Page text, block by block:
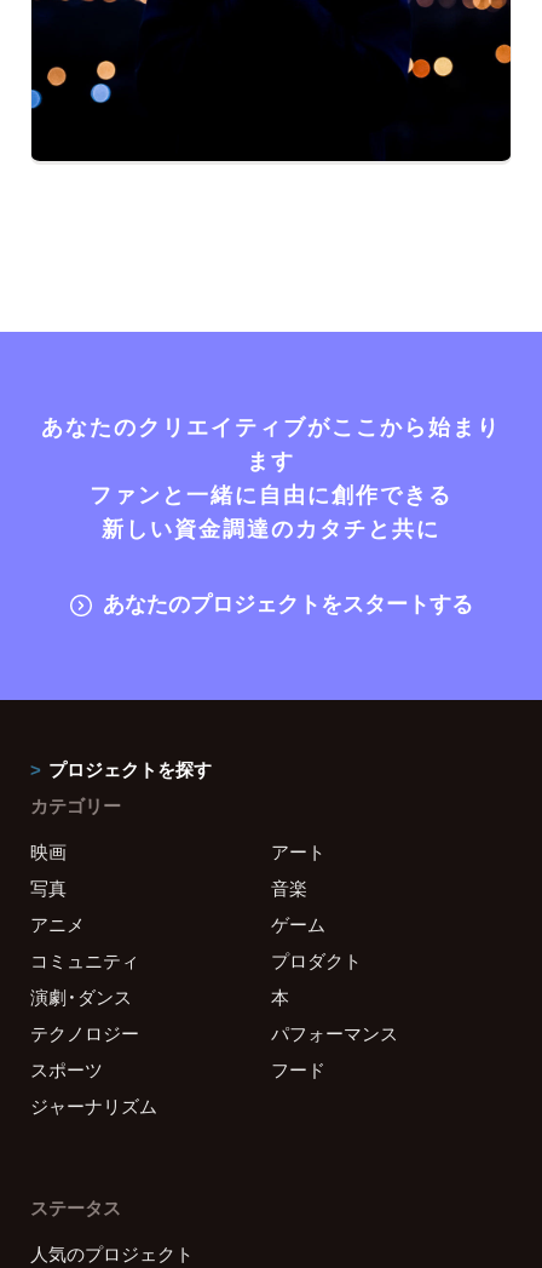
あなたのクリエイティブがここから始まり
ます
ファンと一緒に自由に創作できる
新しい資金調達のカタチと共に
あなたのプロジェクトをスタートする
プロジェクトを探す
カテゴリー
映画
アート
写真
音楽
アニメ
ゲーム
コミュニティ
プロダクト
演劇・ダンス
本
テクノロジー
パフォーマンス
スポーツ
フード
ジャーナリズム
ステータス
人気のプロジェクト